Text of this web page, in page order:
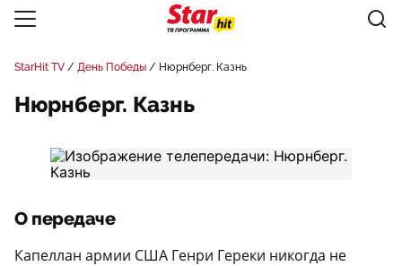
StarHit TV День Победы Нюрнберг. Казнь
Нюрнберг. Казнь
О передаче
Капеллан армии США Генри Гереки никогда не